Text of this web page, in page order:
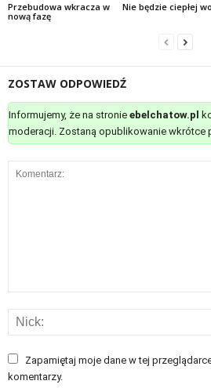
Przebudowa wkracza w
nową fazę
Nie będzie ciepłej
ZOSTAW ODPOWIEDŹ
Informujemy, że na stronie ebelchatow.pl
moderacji. Zostaną opublikowanie wkrótce
Zapamiętaj moje dane w tej
komentarzy.